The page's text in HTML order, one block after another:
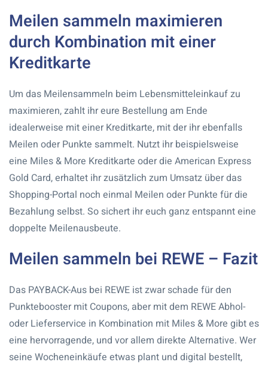
Meilen sammeln maximieren
durch Kombination mit einer
Kreditkarte
Um das Meilensammeln beim Lebensmitteleinkauf zu
maximieren, zahlt ihr eure Bestellung am Ende
idealerweise mit einer Kreditkarte, mit der ihr ebenfalls
Meilen oder Punkte sammelt. Nutzt ihr beispielsweise
eine Miles & More Kreditkarte oder die American Express
Gold Card, erhaltet ihr zusätzlich zum Umsatz über das
Shopping-Portal noch einmal Meilen oder Punkte für die
Bezahlung selbst. So sichert ihr euch ganz entspannt eine
doppelte Meilenausbeute.
Meilen sammeln bei REWE – Fazit
Das PAYBACK-Aus bei REWE ist zwar schade für den
Punktebooster mit Coupons, aber mit dem REWE Abhol-
oder Lieferservice in Kombination mit Miles & More gibt es
eine hervorragende, und vor allem direkte Alternative. Wer
seine Wocheneinkäufe etwas plant und digital bestellt,